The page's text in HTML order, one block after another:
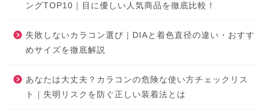
ングTOP10｜目に優しい人気商品を徹底比較！
失敗しないカラコン選び｜DIAと着色直径の違い・おすす
めサイズを徹底解説
あなたは大丈夫？カラコンの危険な使い方チェックリス
ト｜失明リスクを防ぐ正しい装着法とは